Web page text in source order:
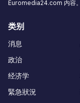
Euromedia24.com 内容。
类别
消息
政治
经济学
緊急狀況